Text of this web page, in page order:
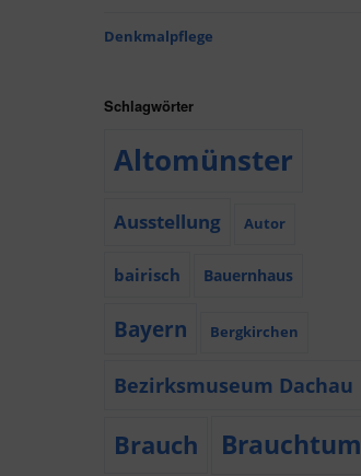
Denkmalpflege
Schlagwörter
Altomünster
Ausstellung Autor
bairisch Bauernhaus
Bayern Bergkirchen
Bezirksmuseum Dachau
Brauch Brauchtum